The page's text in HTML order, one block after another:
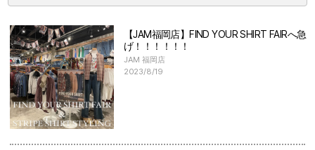
【JAM福岡店】FIND YOUR SHIRT FAIRへ急
げ！！！！！！
JAM 福岡店
2023/8/19